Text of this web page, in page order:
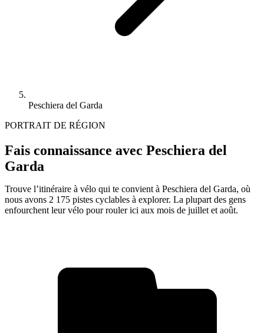
Peschiera del Garda
PORTRAIT DE RÉGION
Fais connaissance avec Peschiera del
Garda
Trouve l’itinéraire à vélo qui te convient à Peschiera del Garda, où
nous avons 2 175 pistes cyclables à explorer. La plupart des gens
enfourchent leur vélo pour rouler ici aux mois de juillet et août.